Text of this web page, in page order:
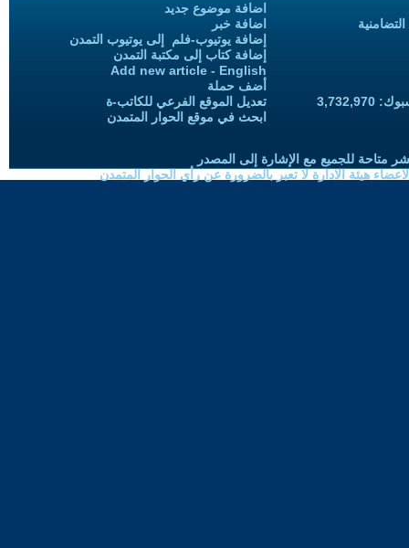
اضافة موضوع جديد
اضافة خبر
إضافة يوتيوب-فلم إلى يوتيوب التمدن
إضافة كتاب إلى مكتبة التمدن
Add new article - English
أضف حملة
تعديل الموقع الفرعي للكاتب-ة
ابحث في موقع الحوار المتمدن
متاحة للجميع مع الإشارة إلى المصدر
هيئة الادارة لا تعبر بالضرورة عن رأي الحوار المتمدن